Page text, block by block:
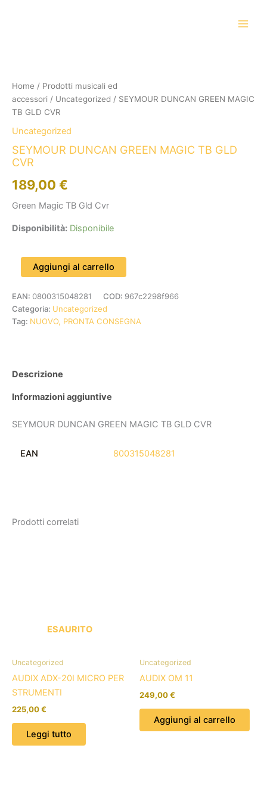
Home / Prodotti musicali ed
accessori / Uncategorized / SEYMOUR DUNCAN GREEN MAGIC
TB GLD CVR
Uncategorized
SEYMOUR DUNCAN GREEN MAGIC TB GLD
CVR
189,00 €
Green Magic TB Gld Cvr
Disponibilità: Disponibile
MAGIC
TB
GLD
quantità
Aggiungi al carrello
EAN: 0800315048281 COD: 967c2298f966
Categoria: Uncategorized
Tag: NUOVO, PRONTA CONSEGNA
Descrizione
Informazioni aggiuntive
SEYMOUR DUNCAN GREEN MAGIC TB GLD CVR
EAN 800315048281
Prodotti correlati
ESAURITO
Uncategorized
AUDIX ADX-20I MICRO PER
STRUMENTI
225,00€
Leggi tutto
Uncategorized
AUDIX OM 11
249,00€
Aggiungi al carrello